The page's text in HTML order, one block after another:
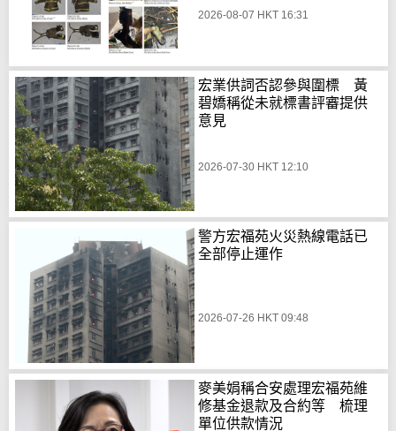
2026-08-07 HKT 16:31
宏業供詞否認參與圍標 黃
碧嬌稱從未就標書評審提供
意見
2026-07-30 HKT 12:10
警方宏福苑火災熱線電話已
全部停止運作
2026-07-26 HKT 09:48
麥美娟稱合安處理宏福苑維
修基金退款及合約等 梳理
單位供款情況